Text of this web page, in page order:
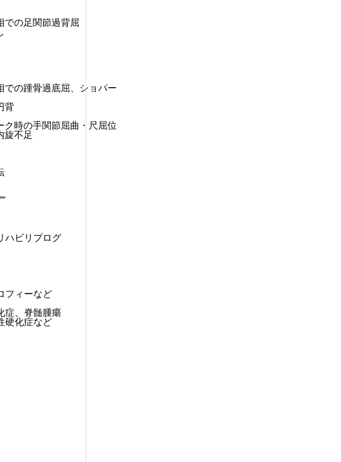
での足関節過背屈
での踵骨過底屈、ショパー
背
ク時の手関節屈曲・尺屈位
旋不足
ハビリプログ
フィーなど
症、脊髄腫瘍
硬化症など